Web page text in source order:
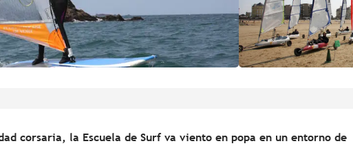
corsaria, la Escuela de Surf va viento en popa en un entorno de